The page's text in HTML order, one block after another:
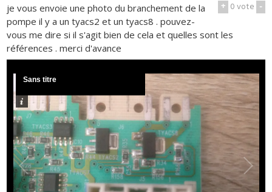
+ 0vote -
je vous envoie une photo du branchement de la
pompe il y a un tyacs2 et un tyacs8 . pouvez-
vous me dire si il s'agit bien de cela et quelles sont les
références . merci d'avance
Sans titre